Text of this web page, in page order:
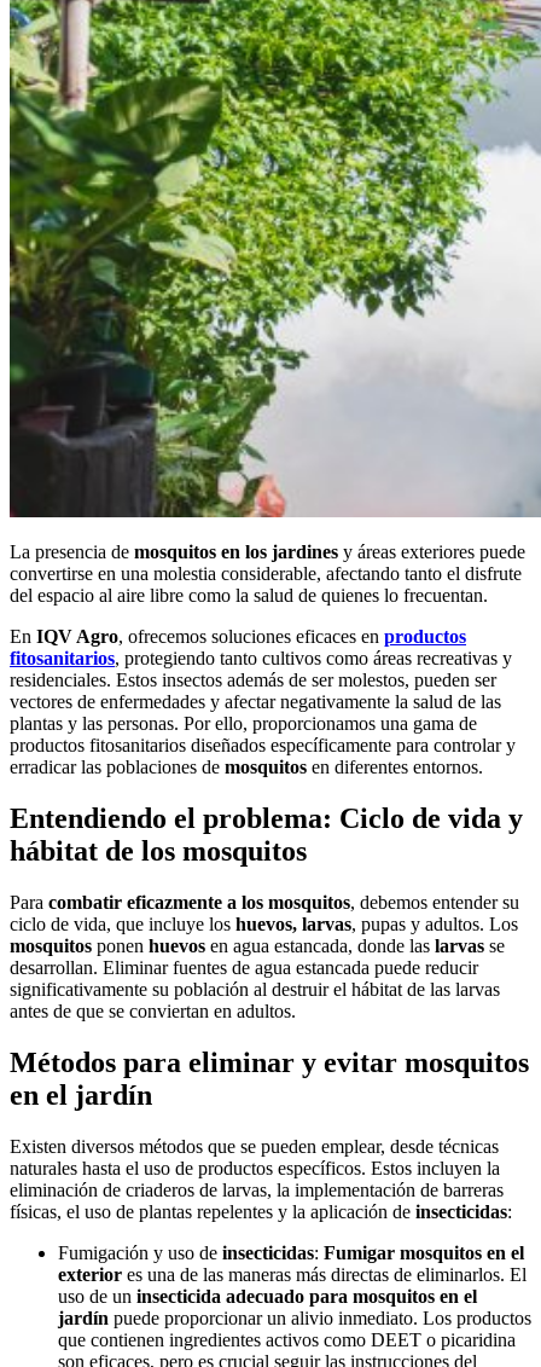
La presencia de mosquitos en los jardines y áreas exteriores puede
convertirse en una molestia considerable, afectando tanto el disfrute
del espacio al aire libre como la salud de quienes lo frecuentan.
En IQV Agro, ofrecemos soluciones eficaces en productos
fitosanitarios, protegiendo tanto cultivos como áreas recreativas y
residenciales. Estos insectos además de ser molestos, pueden ser
vectores de enfermedades y afectar negativamente la salud de las
plantas y las personas. Por ello, proporcionamos una gama de
productos fitosanitarios diseñados específicamente para controlar y
erradicar las poblaciones de mosquitos en diferentes entornos.
Entendiendo el problema: Ciclo de vida y
hábitat de los mosquitos
Para combatir eficazmente a los mosquitos, debemos entender su
ciclo de vida, que incluye los huevos, larvas, pupas y adultos. Los
mosquitos ponen huevos en agua estancada, donde las larvas se
desarrollan. Eliminar fuentes de agua estancada puede reducir
significativamente su población al destruir el hábitat de las larvas
antes de que se conviertan en adultos.
Métodos para eliminar y evitar mosquitos
en el jardín
Existen diversos métodos que se pueden emplear, desde técnicas
naturales hasta el uso de productos específicos. Estos incluyen la
eliminación de criaderos de larvas, la implementación de barreras
físicas, el uso de plantas repelentes y la aplicación de insecticidas:
Fumigación y uso de insecticidas: Fumigar mosquitos en el
exterior es una de las maneras más directas de eliminarlos. El
uso de un insecticida adecuado para mosquitos en el
jardín puede proporcionar un alivio inmediato. Los productos
que contienen ingredientes activos como DEET o picaridina
son eficaces, pero es crucial seguir las instrucciones del